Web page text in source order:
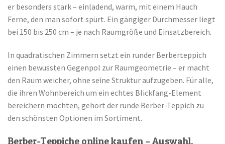
er besonders stark – einladend, warm, mit einem Hauch
Ferne, den man sofort spürt. Ein gängiger Durchmesser liegt
bei 150 bis 250 cm – je nach Raumgröße und Einsatzbereich.
In quadratischen Zimmern setzt ein runder Berberteppich
einen bewussten Gegenpol zur Raumgeometrie – er macht
den Raum weicher, ohne seine Struktur aufzugeben. Für alle,
die ihren Wohnbereich um ein echtes Blickfang-Element
bereichern möchten, gehört der runde Berber-Teppich zu
den schönsten Optionen im Sortiment.
Berber-Teppiche online kaufen – Auswahl,